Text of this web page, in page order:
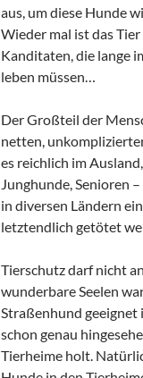
aus, um diese Hunde
Wieder mal ist das
Kanditaten, die lange
leben müssen…
Der Großteil der
netten,
es reichlich im
Junghunde, Senioren
in diversen Ländern
letztendlich getötet
Tierschutz darf nicht
wunderbare Seelen
Straßenhund geeignet
schon genau
Tierheime holt.